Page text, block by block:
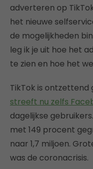
adverteren op
het nieuwe
de mogelijkheden
leg ik je uit hoe het
te zien en hoe het
TikTok is ontzettend
streeft nu zelfs
dagelijkse
met 149 procent
naar 1,7 miljoen.
was de coronacrisis.